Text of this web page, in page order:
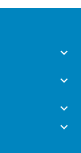



